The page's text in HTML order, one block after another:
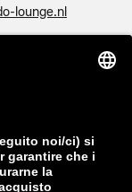
lounge.nl
lounge.cz